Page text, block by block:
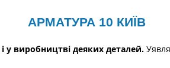
АРМАТУРА 10 КИЇВ
у виробництві деяких деталей.